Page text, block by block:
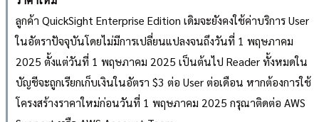
ลูกค้า QuickSight Enterprise Edition เดิมจะยังคงใช้ค่าบริการ User
ในอัตราปัจจุบันโดยไม่มีการเปลี่ยนแปลงจนถึงวันที่ 1 พฤษภาคม
2025 ตั้งแต่วันที่ 1 พฤษภาคม 2025 เป็นต้นไป Reader ทั้งหมดใน
บัญชีจะถูกเรียกเก็บเงินในอัตรา $3 ต่อ User ต่อเดือน หากต้องการใช้
โครงสร้างราคาใหม่ก่อนวันที่ 1 พฤษภาคม 2025 กรุณาติดต่อ AWS